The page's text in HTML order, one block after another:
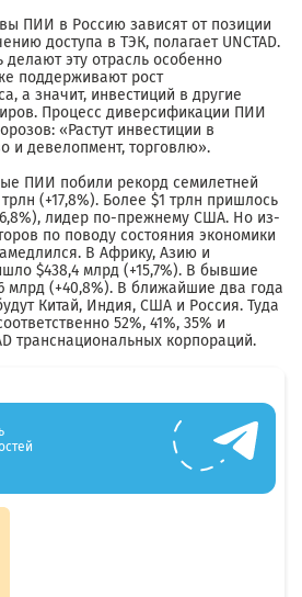
ПИИ в Россию зависят от позиции
доступа в ТЭК, полагает UNCTAD.
эту отрасль особенно
поддерживают рост
а значит, инвестиций в другие
Процесс диверсификации ПИИ
«Растут инвестиции в
и девелопмент, торговлю».
ПИИ побили рекорд семилетней
(+17,8%). Более $1 трлн пришлось
лидер по-прежнему США. Но из-
по поводу состояния экономики
В Африку, Азию и
$438,4 млрд (+15,7%). В бывшие
млрд (+40,8%). В ближайшие два года
Китай, Индия, США и Россия. Туда
52%, 41%, 35% и
транснациональных корпораций.